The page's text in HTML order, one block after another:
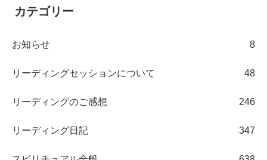
カテゴリー
お知らせ 8
リーディングセッションについて 48
リーディングのご感想 246
リーディング日記 347